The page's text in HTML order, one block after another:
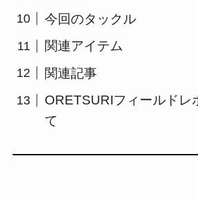
今回のタックル
関連アイテム
関連記事
ORETSURIフィールドレ
て